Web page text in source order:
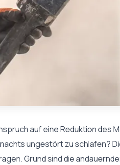
auf eine Reduktion des
ungestört zu schlafen?
Grund sind die